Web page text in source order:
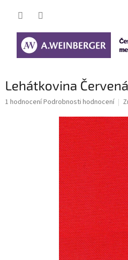
Lehátkovina
Průměrné
1 hodnoceníPodrobnosti hodnocení